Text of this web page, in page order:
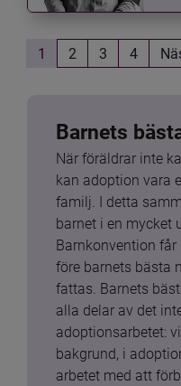
1 2 3 4
Barnets
När föräldrar inte
kan adoption vara
familj. I detta
barnet i en mycket
Barnkonvention
före barnets bästa
fattas. Barnets
alla delar av det
adoptionsarbetet:
bakgrund, i
arbetet med att